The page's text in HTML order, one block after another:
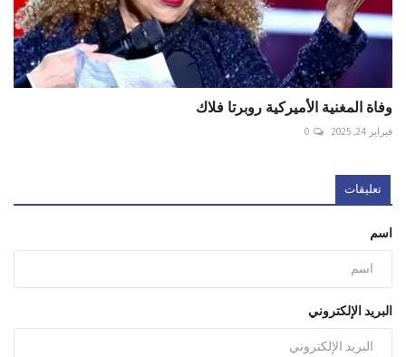
وفاة المغنية الأميركية روبرتا فلاك
فبراير 24, 2025 0
تعليقات
اسم
البريد الإلكتروني